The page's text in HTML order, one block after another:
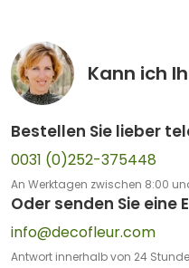
Kann ich
Bestellen Sie lieber
0031 (0)252-375448
An Werktagen zwischen 8:00
Oder senden Sie eine
info@decofleur.com
Antwort innerhalb von 24